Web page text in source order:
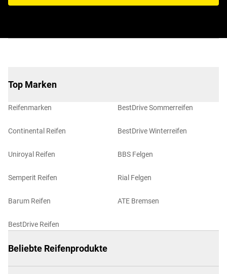
Top Marken
Reifenmarken
Continental Reifen
Uniroyal Reifen
Semperit Reifen
Barum Reifen
BestDrive Reifen
BestDrive Sommerreifen
BestDrive Winterreifen
BBS Felgen
Rial Felgen
ATE Bremsen
Beliebte Reifenprodukte